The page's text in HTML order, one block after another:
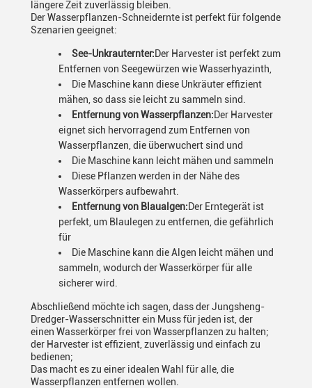
längere Zeit zuverlässig bleiben.
Der Wasserpflanzen-Schneidernte ist perfekt für folgende
Szenarien geeignet:
See-Unkrauternter:Der Harvester ist perfekt zum
Entfernen von Seegewürzen wie Wasserhyazinth,
Die Maschine kann diese Unkräuter effizient
mähen, so dass sie leicht zu sammeln sind.
Entfernung von Wasserpflanzen:Der Harvester
eignet sich hervorragend zum Entfernen von
Wasserpflanzen, die überwuchert sind und
Die Maschine kann leicht mähen und sammeln
Diese Pflanzen werden in der Nähe des
Wasserkörpers aufbewahrt.
Entfernung von Blaualgen:Der Erntegerät ist
perfekt, um Blaulegen zu entfernen, die gefährlich
für
Die Maschine kann die Algen leicht mähen und
sammeln, wodurch der Wasserkörper für alle
sicherer wird.
Abschließend möchte ich sagen, dass der Jungsheng-
Dredger-Wasserschnitter ein Muss für jeden ist, der
einen Wasserkörper frei von Wasserpflanzen zu halten;
der Harvester ist effizient, zuverlässig und einfach zu
bedienen;
Das macht es zu einer idealen Wahl für alle, die
Wasserpflanzen entfernen wollen.